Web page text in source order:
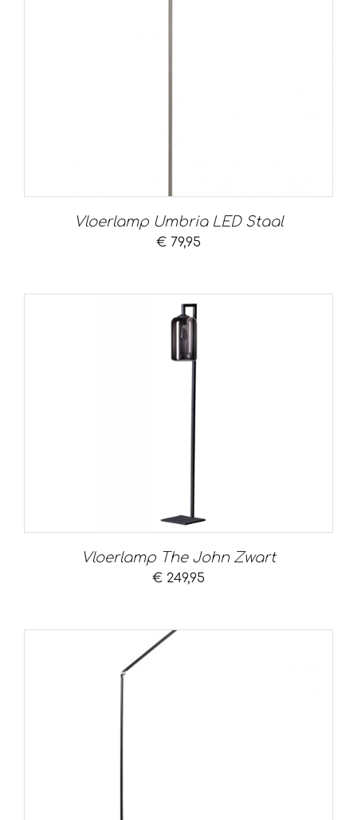
Vloerlamp Umbria LED Staal
€ 79,95
Vloerlamp The John Zwart
€ 249,95